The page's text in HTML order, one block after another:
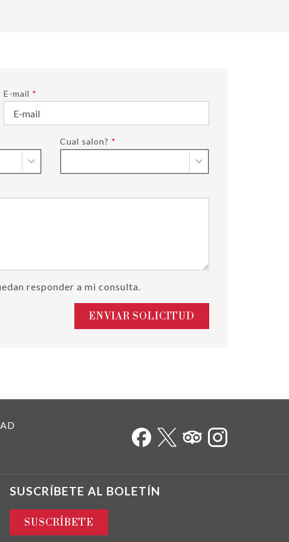
E-mail *
Cual salon? *
responder a mi consulta.
ENVIAR SOLICITUD
SUSCRÍBETE AL BOLETÍN
SUSCRÍBETE